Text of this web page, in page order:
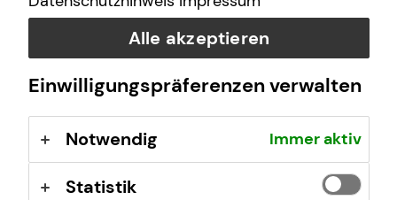
Deine Vorteile mit mytecis:
Sieh deine Konten, Depots und Versicherungen an
einem Ort
Verträge und Dokumente digital verwalten
oder Versicherungsverträge jederzeit einsehen
Alle akzeptieren
Einwilligungspräferenzen verwalten
Notwendig Immer aktiv
Statistik